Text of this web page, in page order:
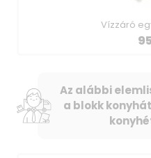
Vízzáró
Az alábbi
a blokk